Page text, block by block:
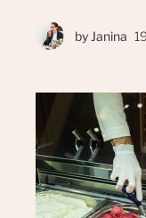
by Janina